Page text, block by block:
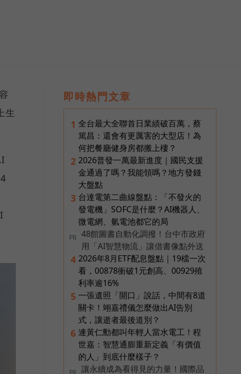
生
即時熱門文章
1 全台最大全聯首日業績破百萬，蔡
篤昌：還會有更厲害的大型店！為
何把餐廳健身房都搬上樓？
2 2026普發一萬最新進度｜國民支援
金通過了嗎？我能領嗎？地方發錢
大盤點
3 台達電第二曲線盤點：「不發火的
發電機」SOFC是什麼？AI機器人、
微電網、氫電池都它的局
PR
48館圖書自動化調撥！台中市政府
用「AI智慧物流」讓借書像點外送
4 2026年8月ETF配息盤點｜19檔一次
看，00878衝破1元創高、00929殖
利率逾16%
5 一張遺照「開口」說話，中間有8道
關卡！翊嘉禮儀怎麼做出AI告別
式，讓逝者最後道別？
6 連黃仁勳都叫年輕人當水電工！程
世嘉：智慧通膨重新定義「有價值
的人」到底什麼樣子？
讓永續成為看得見的力量！國際品